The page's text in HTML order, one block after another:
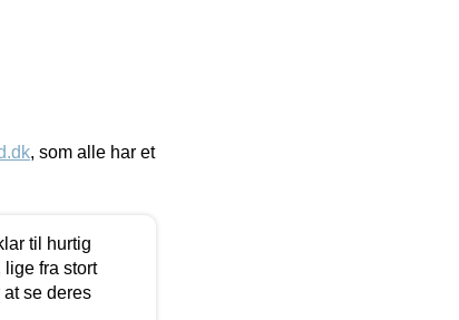
, som alle har et
til hurtig
fra stort
se deres